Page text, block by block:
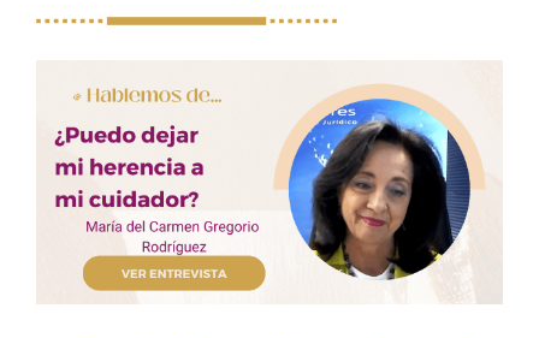
Dr. Enric Benito
Acompañamiento
Apoyo emocional